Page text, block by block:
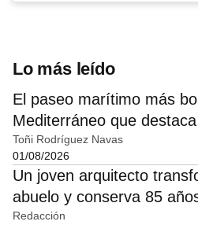
Lo más leído
El paseo marítimo más
Mediterráneo que
Toñi Rodríguez Navas
01/08/2026
Un joven arquitecto
abuelo y conserva 85
Redacción